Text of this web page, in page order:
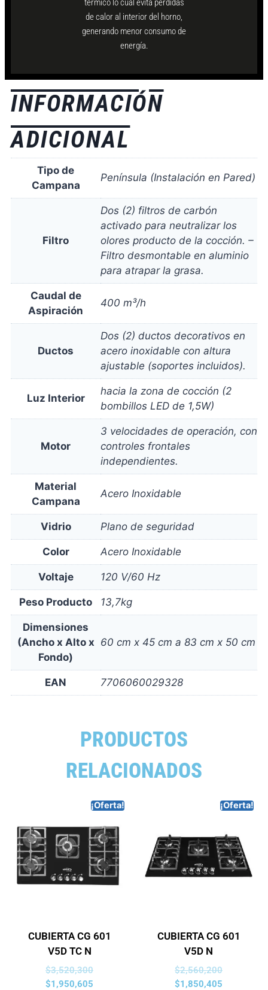
térmico lo cual evita perdidas
de calor al interior del horno,
generando menor consumo de
energía.
INFORMACIÓN
ADICIONAL
Tipo de
Campana
Península (Instalación en Pared)
Filtro
Dos (2) filtros de carbón
activado para neutralizar los
olores producto de la cocción. –
Filtro desmontable en aluminio
para atrapar la grasa.
Caudal de
Aspiración
400 m³/h
Ductos
Dos (2) ductos decorativos en
acero inoxidable con altura
ajustable (soportes incluidos).
Luz Interior
hacia la zona de cocción (2
bombillos LED de 1,5W)
Motor
3 velocidades de operación, con
controles frontales
independientes.
Material
Campana
Acero Inoxidable
Vidrio Plano de seguridad
Color Acero Inoxidable
Voltaje 120 V/60 Hz
Peso Producto 13,7kg
Dimensiones
(Ancho x Alto x
Fondo)
60 cm x 45 cm a 83 cm x 50 cm
EAN 7706060029328
PRODUCTOS
RELACIONADOS
¡Oferta!
CUBIERTA CG 601
V5D TC N
$3,520,300
$1,950,605
¡Oferta!
CUBIERTA CG 601
V5D N
$2,560,200
$1,850,405